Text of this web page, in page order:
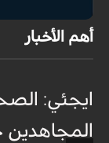
أهم الأخبار
ايجئي: